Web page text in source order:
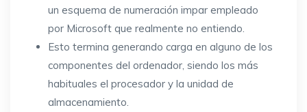
un esquema de numeración impar empleado
por Microsoft que realmente no entiendo.
Esto termina generando carga en alguno de los
componentes del ordenador, siendo los más
habituales el procesador y la unidad de
almacenamiento.